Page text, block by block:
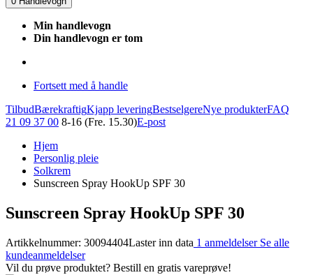
Min handlevogn
Din handlevogn er tom
Fortsett med å handle
TilbudBærekraftigKjapp leveringBestselgereNye produkterFAQ
21 09 37 00 8-16 (Fre. 15.30)E-post
Hjem
Personlig pleie
Solkrem
Sunscreen Spray HookUp SPF 30
Sunscreen Spray HookUp SPF 30
Artikkelnummer: 30094404Laster inn data 1 anmeldelser Se alle
kundeanmeldelser
Vil du prøve produktet? Bestill en gratis vareprøve!